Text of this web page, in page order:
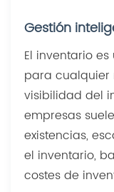
Gestión
El inventario
para cualquier
visibilidad del
empresas
existencias,
el inventario,
costes de